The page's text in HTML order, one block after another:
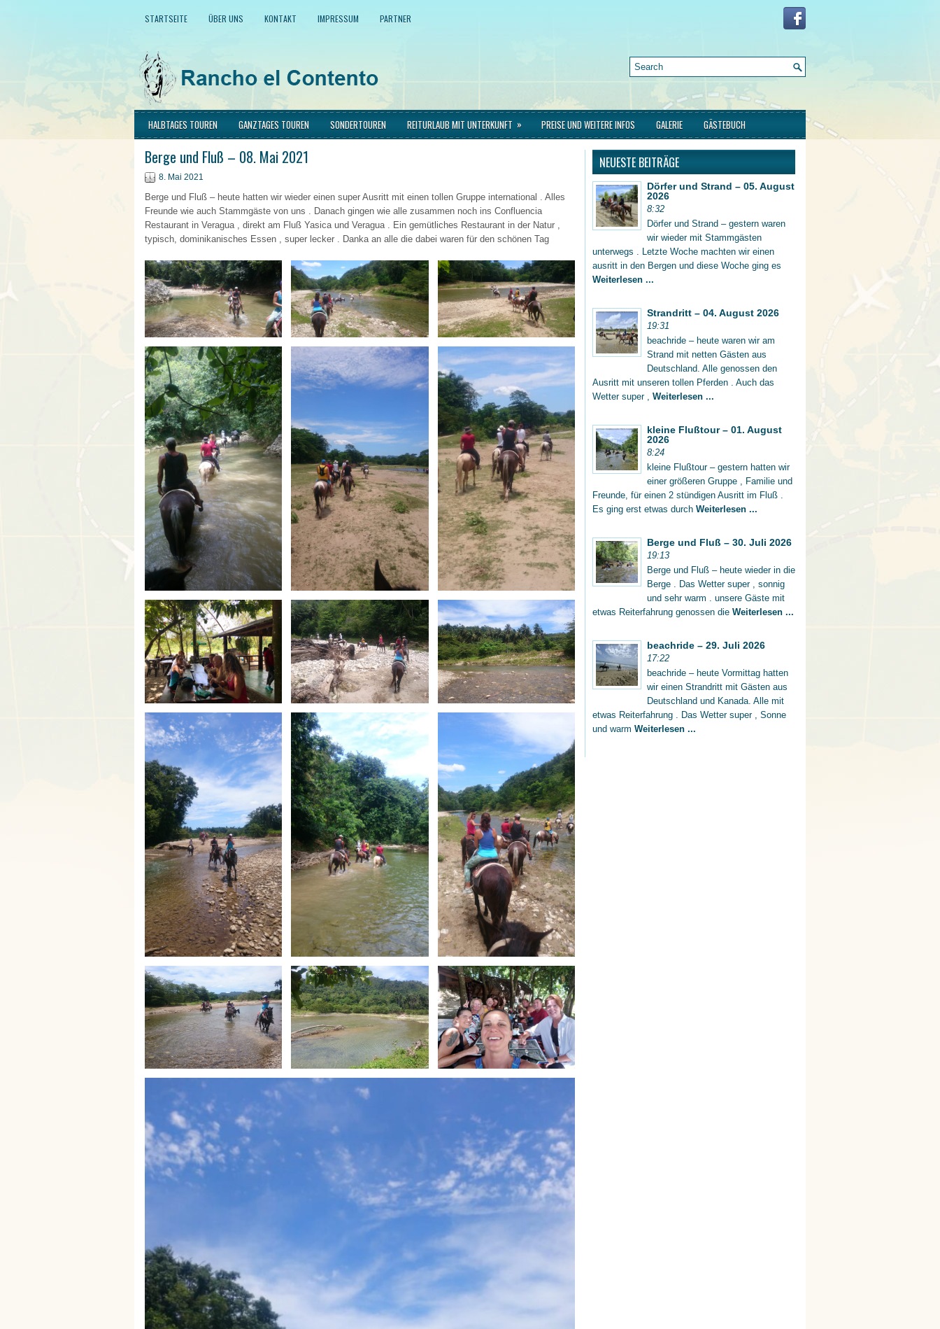
STARTSEITE ÜBER UNS KONTAKT IMPRESSUM PARTNER
HALBTAGES TOUREN GANZTAGES TOUREN SONDERTOUREN REITURLAUB MIT UNTERKUNFT » PREISE UND WEITERE INFOS GALERIE GÄSTEBUCH
Berge und Fluß – 08. Mai 2021
8. Mai 2021
Berge und Fluß – heute hatten wir wieder einen super Ausritt mit einen tollen Gruppe international . Alles
Freunde wie auch Stammgäste von uns . Danach gingen wie alle zusammen noch ins Confluencia
Restaurant in Veragua , direkt am Fluß Yasica und Veragua . Ein gemütliches Restaurant in der Natur ,
typisch, dominikanisches Essen , super lecker . Danka an alle die dabei waren für den schönen Tag
NEUESTE BEITRÄGE
Dörfer und Strand – 05. August
2026
8:32
Dörfer und Strand – gestern waren
wir wieder mit Stammgästen
unterwegs . Letzte Woche machten wir einen
ausritt in den Bergen und diese Woche ging es
Weiterlesen ...
Strandritt – 04. August 2026
19:31
beachride – heute waren wir am
Strand mit netten Gästen aus
Deutschland. Alle genossen den
Ausritt mit unseren tollen Pferden . Auch das
Wetter super , Weiterlesen ...
kleine Flußtour – 01. August
2026
8:24
kleine Flußtour – gestern hatten wir
einer größeren Gruppe , Familie und
Freunde, für einen 2 stündigen Ausritt im Fluß .
Es ging erst etwas durch Weiterlesen ...
Berge und Fluß – 30. Juli 2026
19:13
Berge und Fluß – heute wieder in die
Berge . Das Wetter super , sonnig
und sehr warm . unsere Gäste mit
etwas Reiterfahrung genossen die Weiterlesen ...
beachride – 29. Juli 2026
17:22
beachride – heute Vormittag hatten
wir einen Strandritt mit Gästen aus
Deutschland und Kanada. Alle mit
etwas Reiterfahrung . Das Wetter super , Sonne
und warm Weiterlesen ...